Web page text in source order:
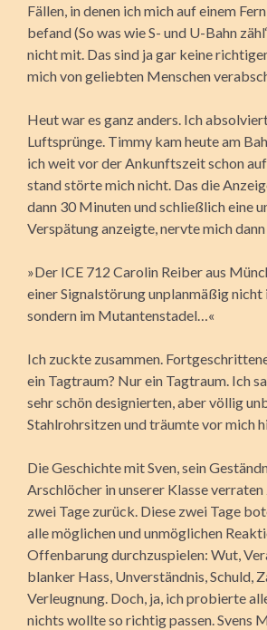
Fällen, in denen ich mich auf einem
befand (So was wie S- und U-Bahn
nicht mit. Das sind ja gar keine
mich von geliebten Menschen
Heut war es ganz anders. Ich
Luftsprünge. Timmy kam heute am
ich weit vor der Ankunftszeit schon
stand störte mich nicht. Das die
dann 30 Minuten und schließlich eine
Verspätung anzeigte, nervte mich dann
»Der ICE 712 Carolin Reiber aus
einer Signalstörung unplanmäßig nicht
sondern im Mutantenstadel…«
Ich zuckte zusammen.
ein Tagtraum? Nur ein Tagtraum. Ich
sehr schön designierten, aber völlig
Stahlrohrsitzen und träumte vor mich
Die Geschichte mit Sven, sein
Arschlöcher in unserer Klasse
zwei Tage zurück. Diese zwei Tage
alle möglichen und unmöglichen
Offenbarung durchzuspielen: Wut,
blanker Hass, Unverständnis, Schuld,
Verleugnung. Doch, ja, ich probierte
nichts wollte so richtig passen. Svens